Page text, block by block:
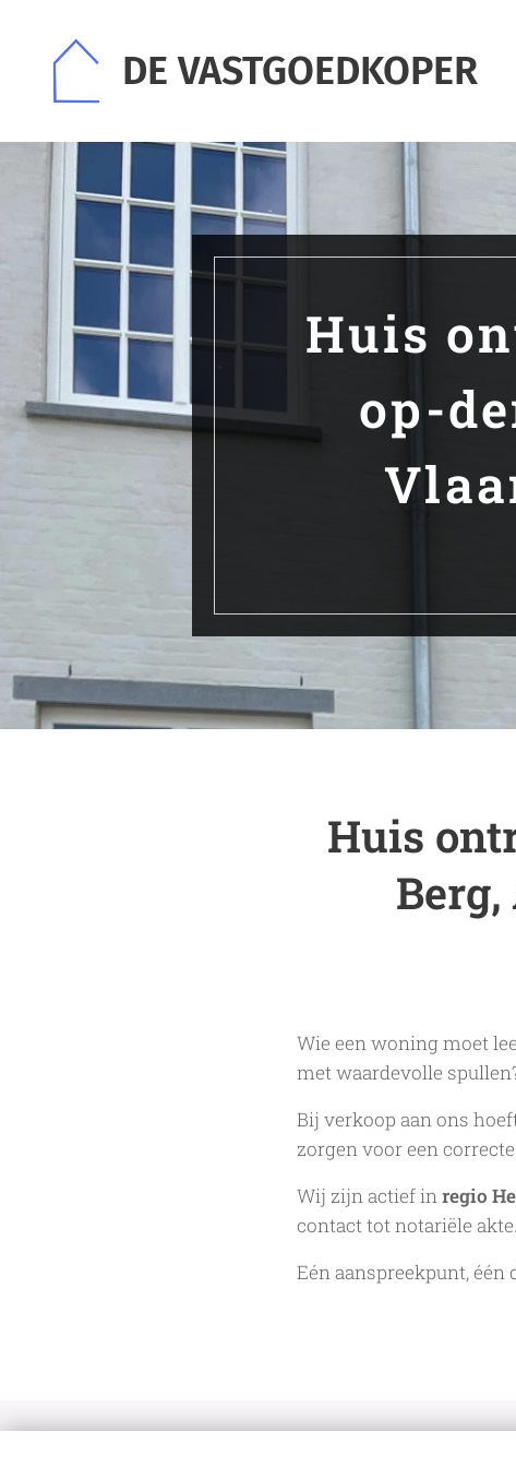
DE VASTGOEDKOPER
Huis
op-
Huis
Wie een woning moet
met waardevolle
Bij verkoop aan ons
zorgen voor een
Wij zijn actief inregio
contact tot notariële akte.
Eén aanspreekpunt,